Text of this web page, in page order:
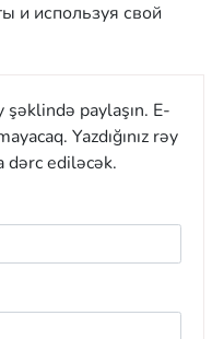
и используя свой
paylaşın. E-
Yazdığınız rəy
dərc ediləcək.